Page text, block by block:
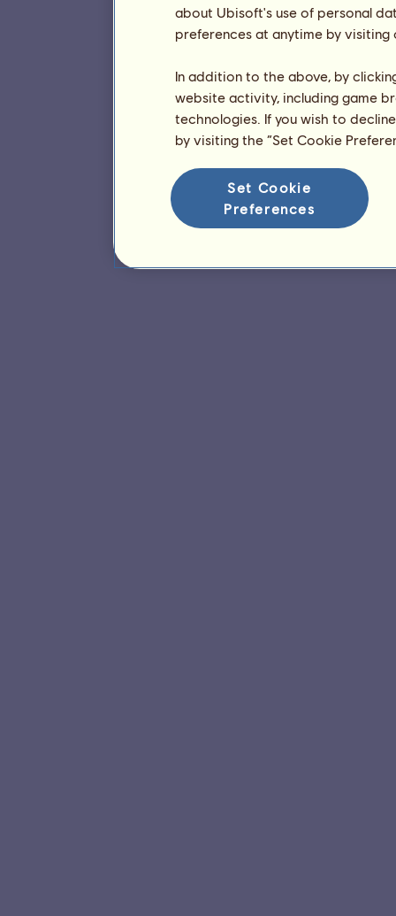
about Ubisoft's use of personal
preferences at anytime by
In addition to the above, by
website activity, including game
technologies. If you wish to
by visiting the “Set Cookie
Set Cookie
Preferences